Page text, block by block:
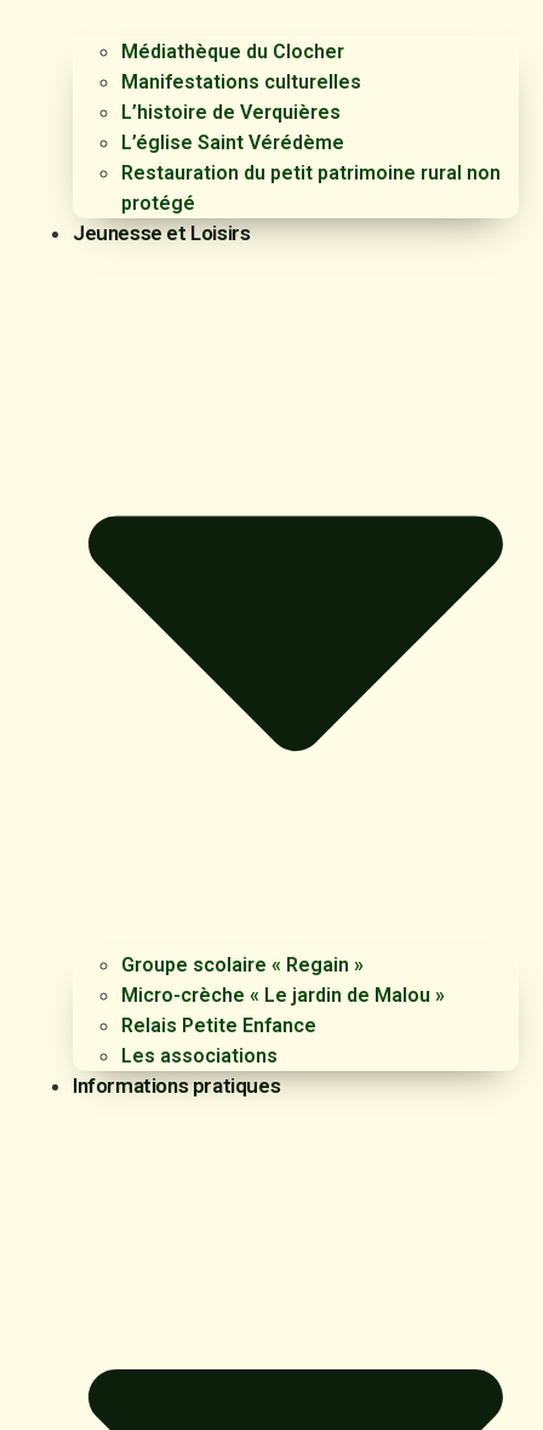
Médiathèque du Clocher
Manifestations culturelles
L’histoire de Verquières
L’église Saint Vérédème
Restauration du petit patrimoine rural non
protégé
Jeunesse et Loisirs
Groupe scolaire « Regain »
Micro-crèche « Le jardin de Malou »
Relais Petite Enfance
Les associations
Informations pratiques